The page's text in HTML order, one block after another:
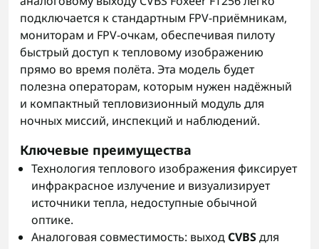
подключается к стандартным FPV-приёмникам,
мониторам и FPV-очкам, обеспечивая пилоту
быстрый доступ к тепловому изображению
прямо во время полёта. Эта модель будет
полезна операторам, которым нужен надёжный
и компактный тепловизионный модуль для
ночных миссий, инспекций и наблюдений.
Ключевые преимущества
Технология теплового изображения фиксирует
инфракрасное излучение и визуализирует
источники тепла, недоступные обычной
оптике.
Аналоговая совместимость: выход CVBSдля